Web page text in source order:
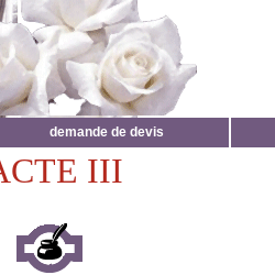
demande de devis
III